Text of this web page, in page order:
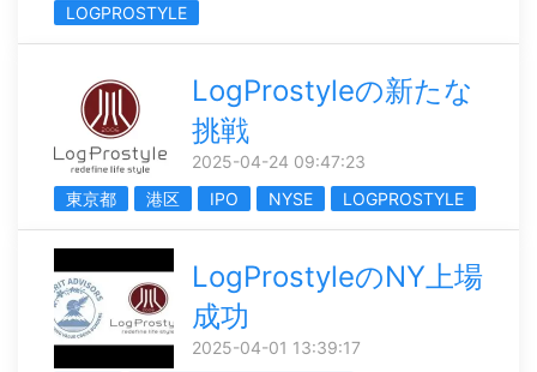
LOGPROSTYLE
LogProstyleの新たな
挑戦
2025-04-24 09:47:23
東京都
港区 IPO NYSE LOGPROSTYLE
LogProstyleのNY上場
成功
2025-04-01 13:39:17